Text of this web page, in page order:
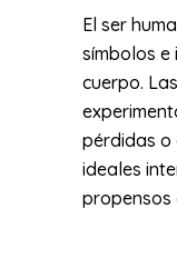
El ser
símbolos e
cuerpo.
pérdidas o
ideales
propensos